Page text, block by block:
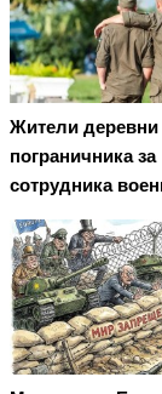
Жители
пограничника за
сотрудника